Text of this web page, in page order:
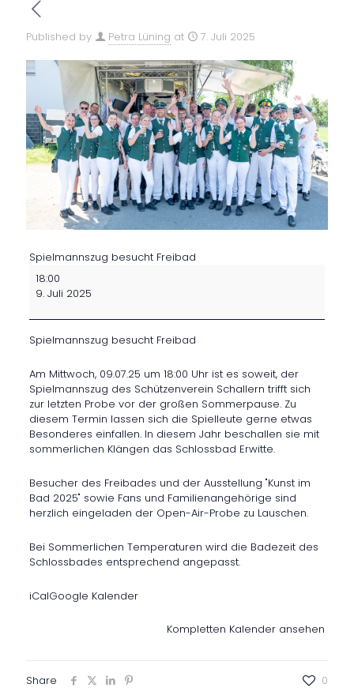
Published by Petra Lüning at 7. Juli 2025
Spielmannszug besucht Freibad
18:00
9. Juli 2025
Spielmannszug besucht Freibad
Am Mittwoch, 09.07.25 um 18:00 Uhr ist es soweit, der
Spielmannszug des Schützenverein Schallern trifft sich
zur letzten Probe vor der großen Sommerpause. Zu
diesem Termin lassen sich die Spielleute gerne etwas
Besonderes einfallen. In diesem Jahr beschallen sie mit
sommerlichen Klängen das Schlossbad Erwitte.
Besucher des Freibades und der Ausstellung "Kunst im
Bad 2025" sowie Fans und Familienangehörige sind
herzlich eingeladen der Open-Air-Probe zu Lauschen.
Bei Sommerlichen Temperaturen wird die Badezeit des
Schlossbades entsprechend angepasst.
iCalGoogle Kalender
Kompletten Kalender ansehen
Share 0